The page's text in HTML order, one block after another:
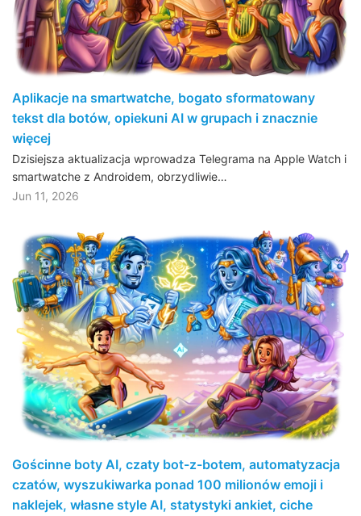
Aplikacje na smartwatche, bogato sformatowany
tekst dla botów, opiekuni AI w grupach i znacznie
więcej
Dzisiejsza aktualizacja wprowadza Telegrama na Apple Watch i
smartwatche z Androidem, obrzydliwie…
Jun 11, 2026
Gościnne boty AI, czaty bot-z-botem, automatyzacja
czatów, wyszukiwarka ponad 100 milionów emoji i
naklejek, własne style AI, statystyki ankiet, ciche